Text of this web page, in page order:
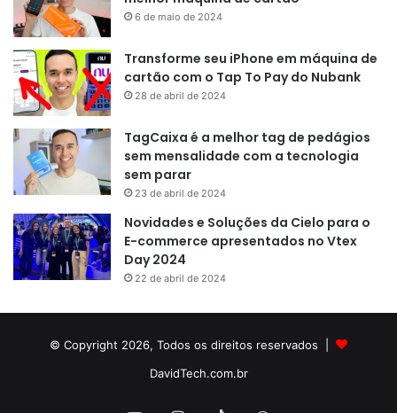
6 de maio de 2024
Transforme seu iPhone em máquina de
cartão com o Tap To Pay do Nubank
28 de abril de 2024
TagCaixa é a melhor tag de pedágios
sem mensalidade com a tecnologia
sem parar
23 de abril de 2024
Novidades e Soluções da Cielo para o
E-commerce apresentados no Vtex
Day 2024
22 de abril de 2024
© Copyright 2026, Todos os direitos reservados |
DavidTech.com.br